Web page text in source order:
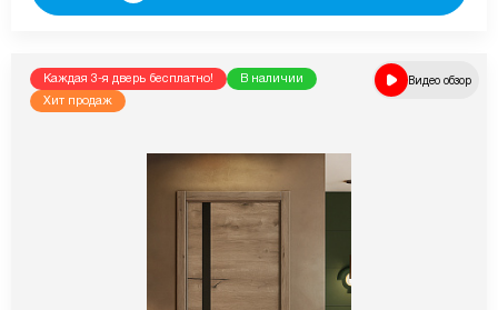
Каждая 3-я дверь бесплатно!
В наличии
Хит продаж
Видео обзор